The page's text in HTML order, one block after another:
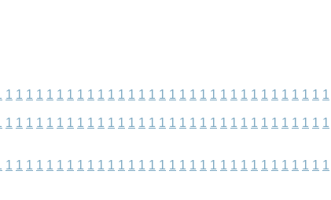
1 1 1 1 1 1 1 1 1 1 1 1 1 1 1 1 1 1 1 1 1 1 1 1 1 1 1 1 1 1 1 1
1 1 1 1 1 1 1 1 1 1 1 1 1 1 1 1 1 1 1 1 1 1 1 1 1 1 1 1 1 1 1 1
1 1 1 1 1 1 1 1 1 1 1 1 1 1 1 1 1 1 1 1 1 1 1 1 1 1 1 1 1 1 1 1